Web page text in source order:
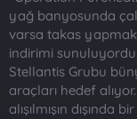
yağ banyosunda
varsa takas
indirimi
Stellantis Grubu
araçları hedef
alışılmışın